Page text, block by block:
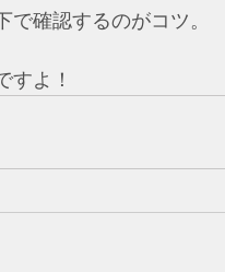
確認するのがコツ。
すよ！